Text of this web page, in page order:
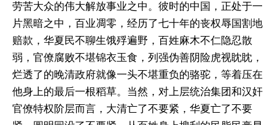
劳苦大众的伟大解放事业之中。彼时的中国，正处于一
片黑暗之中，百业凋零，经历了七十年的丧权辱国割地
赔款，华夏民不聊生饿殍遍野，百姓麻木不仁隐忍散
弱，官僚腐败不堪锦衣玉食，列强伪善阴险虎视眈眈，
烂透了的晚清政府就像一头不堪重负的骆驼，等着压在
他身上的最后一根稻草。当然，对上层统治集团和汉奸
官僚特权阶层而言，大清亡了不要紧，华夏亡了不要